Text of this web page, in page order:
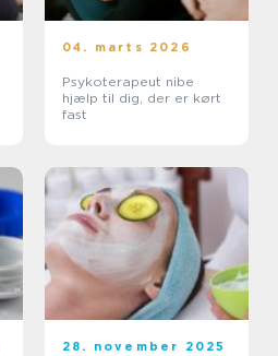
04. marts 2026
Psykoterapeut nibe
hjælp til dig, der er kørt
fast
28. november 2025